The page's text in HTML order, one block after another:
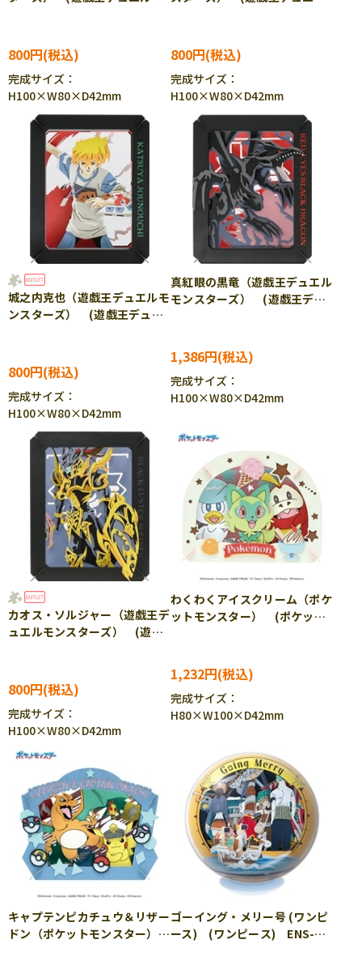
800円
完成サイズ：
H100×W80×D42mm
800円
完成サイズ：
H100×W80×D42mm
城之内克也（遊戯王デュエルモ
ンスターズ） (遊戯王デュエ
800円
完成サイズ：
H100×W80×D42mm
真紅眼の黒竜（遊戯王デュエル
モンスターズ） (遊戯王デュ
1,386円
完成サイズ：
H100×W80×D42mm
カオス・ソルジャー（遊戯王デ
ュエルモンスターズ） (遊戯
800円
完成サイズ：
H100×W80×D42mm
わくわくアイスクリーム（ポケ
ットモンスター） (ポケット
1,232円
完成サイズ：
H80×W100×D42mm
キャプテンピカチュウ＆リザー
ドン（ポケットモンスター）
ゴーイング・メリー号 (ワンピ
ース) (ワンピース) ENS-